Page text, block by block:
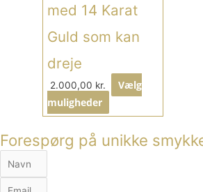
med 14 Karat
Guld som kan
dreje
2.000,00 kr.
Vælg
muligheder
Forespørg på unikke